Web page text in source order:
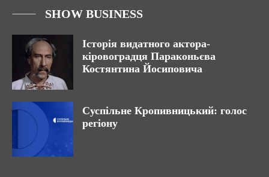
SHOW BUSINESS
Історія видатного актора-
кіровоградця Параконьєва
Костянтина Йосиповича
Суспільне Кропивницький: голос
регіону